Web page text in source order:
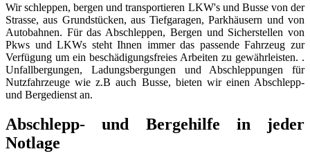
Wir schleppen, bergen und transportieren LKW's und Busse von der
Strasse, aus Grundstücken, aus Tiefgaragen, Parkhäusern und von
Autobahnen. Für das Abschleppen, Bergen und Sicherstellen von
Pkws und LKWs steht Ihnen immer das passende Fahrzeug zur
Verfügung um ein beschädigungsfreies Arbeiten zu gewährleisten. .
Unfallbergungen, Ladungsbergungen und Abschleppungen für
Nutzfahrzeuge wie z.B auch Busse, bieten wir einen Abschlepp-
und Bergedienst an.
Abschlepp- und Bergehilfe in jeder
Notlage